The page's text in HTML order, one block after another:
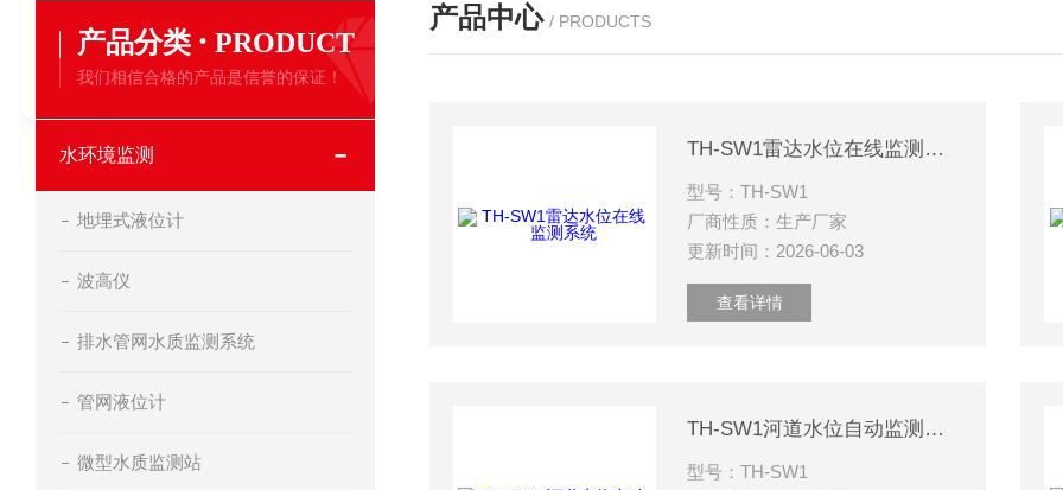
产品分类 · PRODUCT
我们相信合格的产品是信誉的保证！
水环境监测
地埋式液位计
波高仪
排水管网水质监测系统
管网液位计
微型水质监测站
产品中心 / PRODUCTS
TH-SW1雷达水位在线监测系统
型号：TH-SW1
厂商性质：生产厂家
更新时间：2026-06-03
查看详情
TH-SW1河道水位自动监测系统
型号：TH-SW1